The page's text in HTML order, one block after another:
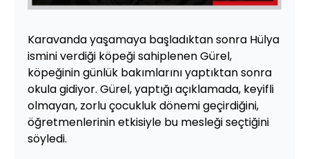
Karavanda yaşamaya başladıktan sonra Hülya
ismini verdiği köpeği sahiplenen Gürel,
köpeğinin günlük bakımlarını yaptıktan sonra
okula gidiyor. Gürel, yaptığı açıklamada, keyifli
olmayan, zorlu çocukluk dönemi geçirdiğini,
öğretmenlerinin etkisiyle bu mesleği seçtiğini
söyledi.